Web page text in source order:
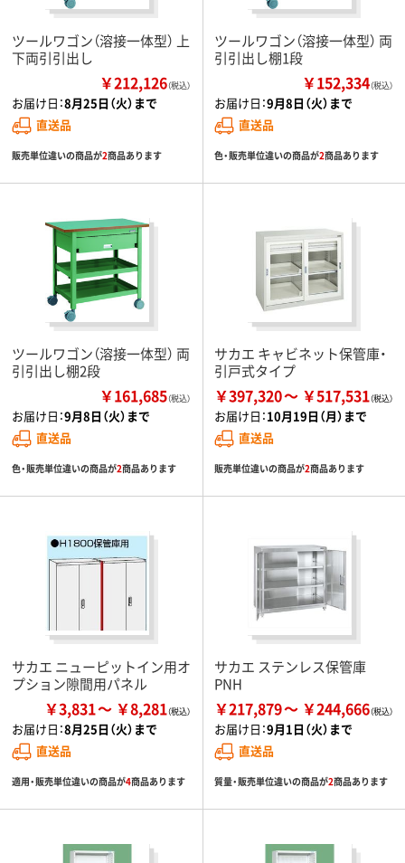
ツールワゴン（溶接一体型） 上
下両引引出し
￥212,126（税込）
お届け日：8月25日（火）まで
直送品
販売単位違いの商品が2商品あります
ツールワゴン（溶接一体型） 両
引引出し棚1段
￥152,334（税込）
お届け日：9月8日（火）まで
直送品
色・販売単位違いの商品が2商品あります
ツールワゴン（溶接一体型） 両
引引出し棚2段
￥161,685（税込）
お届け日：9月8日（火）まで
直送品
色・販売単位違いの商品が2商品あります
サカエ キャビネット保管庫・
引戸式タイプ
￥397,320 ￥517,531
お届け日：10月19日（月）まで
直送品
販売単位違いの商品が2商品あります
サカエ ニューピットイン用オ
プション隙間用パネル
￥3,831 ￥8,281
お届け日：8月25日（火）まで
直送品
適用・販売単位違いの商品が4商品あります
サカエ ステンレス保管庫
PNH
￥217,879 ￥244,666
お届け日：9月1日（火）まで
直送品
質量・販売単位違いの商品が2商品あります